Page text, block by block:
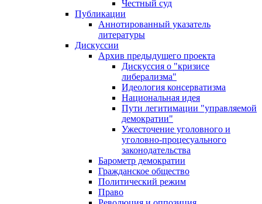
Честный суд
Публикации
Аннотированный указатель
литературы
Дискуссии
Архив предыдущего проекта
Дискуссия о "кризисе
либерализма"
Идеология консерватизма
Национальная идея
Пути легитимации "управляемой
демократии"
Ужесточение уголовного и
уголовно-процесуального
законодательства
Барометр демократии
Гражданское общество
Политический режим
Право